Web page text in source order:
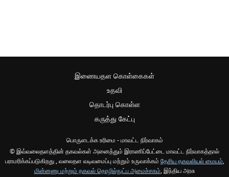
இணையதள கொள்கைகள்
உதவி
தொடர்பு கொள்ள
கருத்து கேட்பு
பொருளடக்க உரிமை - மாவட்ட நிர்வாகம்
© இவ்வலைதளத்தின் தகவல்கள் அனைத்தும் இராணிப்பேட்டை மாவட்ட நிர்வாகத்தால்
பராமரிக்கப்படுகிறது , வலைதள வடிவமைப்பு மற்றும் உருவாக்கம் தேசிய தகவலியல் மையம்,
மின்னணு மற்றும் தகவல் தொழில்நுட்ப அமைச்சகம், இந்திய அரசு